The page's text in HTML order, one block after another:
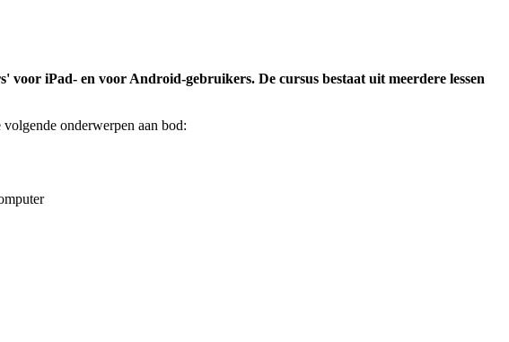
voor iPad- en voor Android-gebruikers. De cursus bestaat uit meerdere lessen
volgende onderwerpen aan bod: